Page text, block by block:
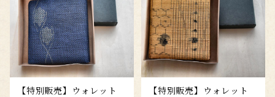
【特別販売】ウォレット
【特別販売】ウォレット